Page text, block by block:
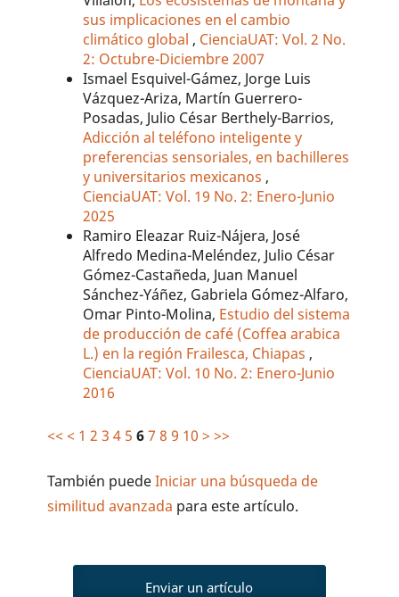
sus implicaciones en el cambio
climático global, CienciaUAT: Vol. 2 No.
2: Octubre-Diciembre 2007
Ismael Esquivel-Gámez, Jorge Luis
Vázquez-Ariza, Martín Guerrero-
Posadas, Julio César Berthely-Barrios,
Adicción al teléfono inteligente y
preferencias sensoriales, en bachilleres
y universitarios mexicanos,
CienciaUAT: Vol. 19 No. 2: Enero-Junio
2025
Ramiro Eleazar Ruiz-Nájera, José
Alfredo Medina-Meléndez, Julio César
Gómez-Castañeda, Juan Manuel
Sánchez-Yáñez, Gabriela Gómez-Alfaro,
Omar Pinto-Molina, Estudio del sistema
de producción de café (Coffea arabica
L.) en la región Frailesca, Chiapas,
CienciaUAT: Vol. 10 No. 2: Enero-Junio
2016
<< < 1 2 3 4 5 67 8 9 10 > >>
También puedeIniciar una búsqueda de
similitud avanzada para este artículo.
Enviar un artículo